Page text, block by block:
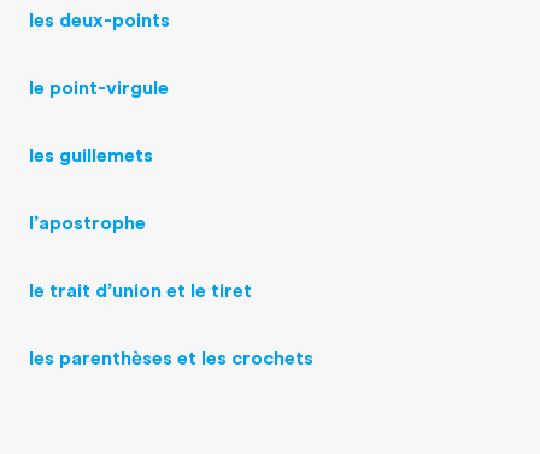
les deux-points
le point-virgule
les guillemets
l’apostrophe
le trait d’union et le tiret
les parenthèses et les crochets